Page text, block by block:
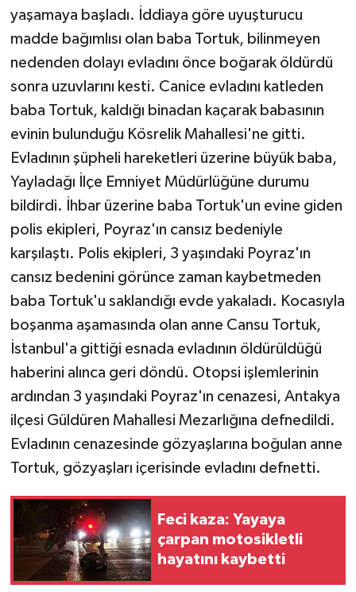
yaşamaya başladı. İddiaya göre uyuşturucu
madde bağımlısı olan baba Tortuk, bilinmeyen
nedenden dolayı evladını önce boğarak öldürdü
sonra uzuvlarını kesti. Canice evladını katleden
baba Tortuk, kaldığı binadan kaçarak babasının
evinin bulunduğu Kösrelik Mahallesi'ne gitti.
Evladının şüpheli hareketleri üzerine büyük baba,
Yayladağı İlçe Emniyet Müdürlüğüne durumu
bildirdi. İhbar üzerine baba Tortuk'un evine giden
polis ekipleri, Poyraz'ın cansız bedeniyle
karşılaştı. Polis ekipleri, 3 yaşındaki Poyraz'ın
cansız bedenini görünce zaman kaybetmeden
baba Tortuk'u saklandığı evde yakaladı. Kocasıyla
boşanma aşamasında olan anne Cansu Tortuk,
İstanbul'a gittiği esnada evladının öldürüldüğü
haberini alınca geri döndü. Otopsi işlemlerinin
ardından 3 yaşındaki Poyraz'ın cenazesi, Antakya
ilçesi Güldüren Mahallesi Mezarlığına defnedildi.
Evladının cenazesinde gözyaşlarına boğulan anne
Tortuk, gözyaşları içerisinde evladını defnetti.
Feci kaza: Yayaya
çarpan motosikletli
hayatını kaybetti